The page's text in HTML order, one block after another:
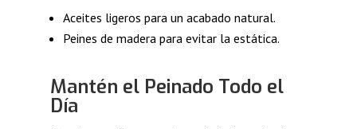
Aceites ligeros para un acabado natural.
Peines de madera para evitar la estática.
Mantén el Peinado Todo el
Día